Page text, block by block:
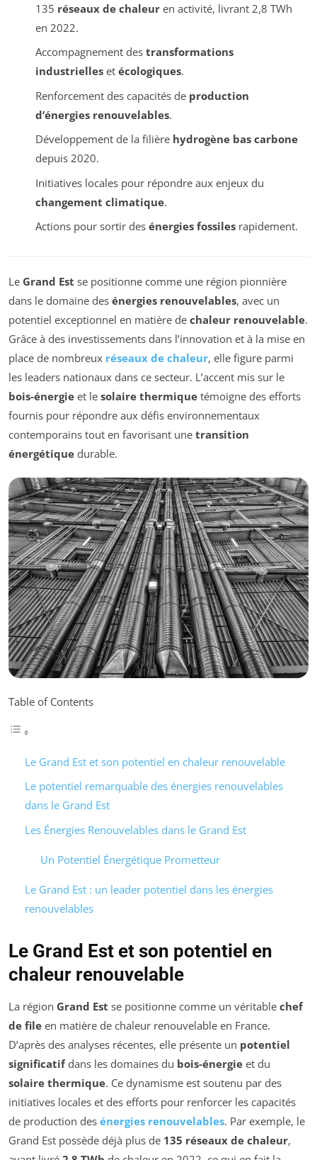
135 réseaux de chaleuren activité, livrant 2,8 TWh
en 2022.
Accompagnement des transformations
industrielleset écologiques.
Renforcement des capacités de production
d’énergies renouvelables.
Développement de la filière hydrogène bas carbone
depuis 2020.
Initiatives locales pour répondre aux enjeux du
changement climatique.
Actions pour sortir des énergies fossilesrapidement.
Le Grand Est se positionne comme une région pionnière
dans le domaine des énergies renouvelables, avec un
potentiel exceptionnel en matière de chaleur renouvelable.
Grâce à des investissements dans l’innovation et à la mise en
place de nombreux réseaux de chaleur, elle figure parmi
les leaders nationaux dans ce secteur. L’accent mis sur le
bois-énergie et le solaire thermique témoigne des efforts
fournis pour répondre aux défis environnementaux
contemporains tout en favorisant une transition
énergétique durable.
Table of Contents
Le Grand Est et son potentiel en chaleur renouvelable
Le potentiel remarquable des énergies renouvelables
dans le Grand Est
Les Énergies Renouvelables dans le Grand Est
Un Potentiel Énergétique Prometteur
Le Grand Est : un leader potentiel dans les énergies
renouvelables
Le Grand Est et son potentiel en
chaleur renouvelable
La région Grand Est se positionne comme un véritable chef
de file en matière de chaleur renouvelable en France.
D’après des analyses récentes, elle présente un potentiel
significatifdans les domaines du bois-énergie et du
solaire thermique. Ce dynamisme est soutenu par des
initiatives locales et des efforts pour renforcer les capacités
de production des énergies renouvelables. Par exemple, le
Grand Est possède déjà plus de 135 réseaux de chaleur,